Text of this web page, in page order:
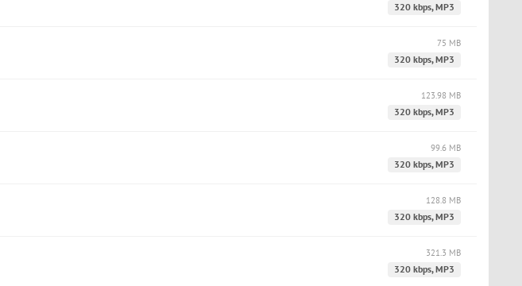
320 kbps, MP3
75 MB
320 kbps, MP3
123.98 MB
320 kbps, MP3
99.6 MB
320 kbps, MP3
128.8 MB
320 kbps, MP3
321.3 MB
320 kbps, MP3